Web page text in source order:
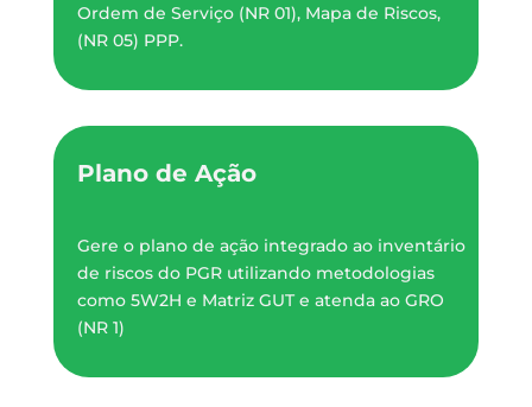
Ordem de Serviço (NR 01), Mapa de Riscos,
(NR 05) PPP.
Plano de Ação
Gere o plano de ação integrado ao inventário
de riscos do PGR utilizando metodologias
como 5W2H e Matriz GUT e atenda ao GRO
(NR 1)